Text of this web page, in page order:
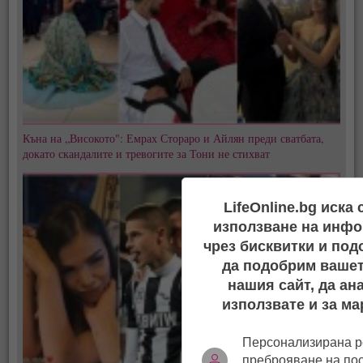
Къна на „Високото": Емрах Стораро и Айлян преди сватбата,
докато скандалите и тревогите за Тони не стихват
LifeOnline.bg иска
използване на
чрез бисквитки и
да подобрим
нашия сайт, да
използвате и за
Персонализирана
преброяване на